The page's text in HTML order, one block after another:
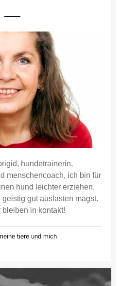
hundetrainerin,
menschencoach, ich bin für
hund leichter erziehen,
gut auslasten magst.
bleiben in kontakt!
tiere und mich